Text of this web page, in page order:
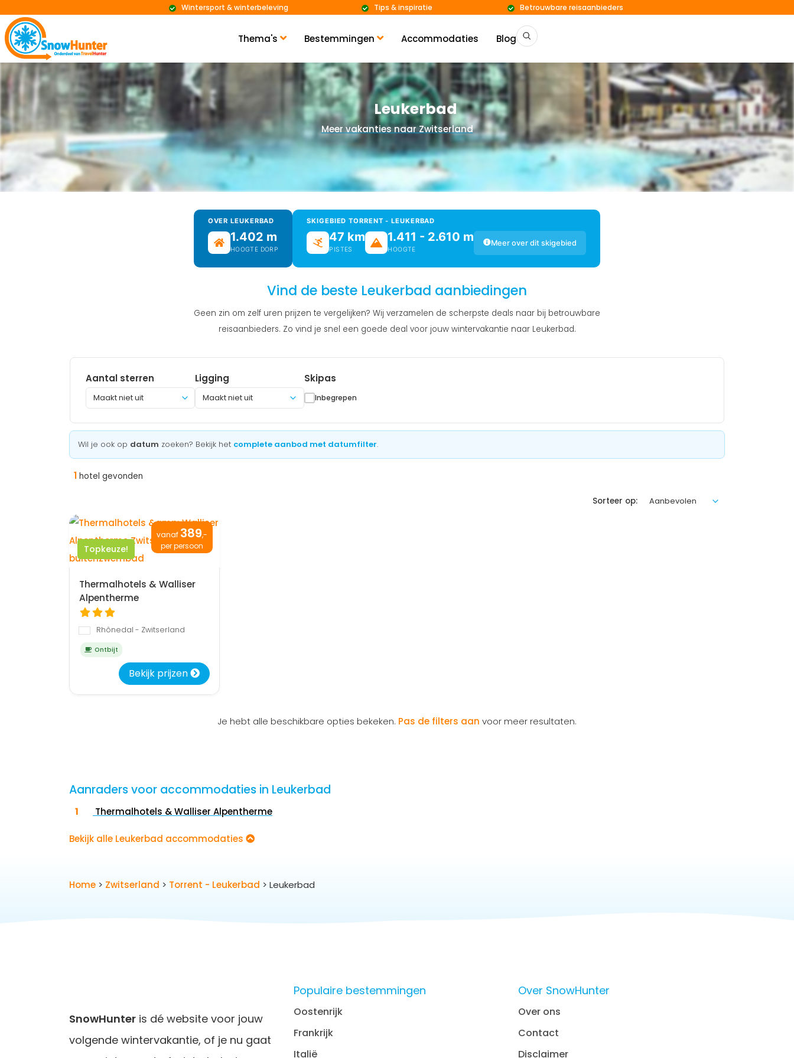
Thema's Bestemmingen Accommodaties Blog
Wintersport & winterbeleving Tips & inspiratie Betrouwbare reisaanbieders
Leukerbad
Meer vakanties naar Zwitserland
OVER LEUKERBAD
1.402 m
HOOGTE DORP
SKIGEBIED TORRENT - LEUKERBAD
47 km
PISTES
1.411 - 2.610 m
HOOGTE
Meer over dit skigebied
Vind de beste Leukerbad aanbiedingen
Geen zin om zelf uren prijzen te vergelijken? Wij verzamelen de scherpste deals naar bij betrouwbare
reisaanbieders. Zo vind je snel een goede deal voor jouw wintervakantie naar Leukerbad.
Aantal sterren Ligging
Maakt niet uit
Skipas
Inbegrepen
Wil je ook op datum zoeken? Bekijk het complete aanbod met datumfilter.
1 hotel gevonden
Sorteer op:
vanaf 389,-
per persoon
Topkeuze!
Thermalhotels & Walliser
Alpentherme
Rhônedal - Zwitserland
Ontbijt
Bekijk prijzen
Je hebt alle beschikbare opties bekeken. Pas de filters aan voor meer resultaten.
Aanraders voor accommodaties in Leukerbad
Thermalhotels & Walliser Alpentherme
Bekijk alle Leukerbad accommodaties
Home > Zwitserland > Torrent - Leukerbad > Leukerbad
SnowHunter is dé website voor jouw
volgende wintervakantie, of je nu gaat
Populaire bestemmingen
Oostenrijk
Frankrijk
Italië
Over SnowHunter
Over ons
Contact
Disclaimer